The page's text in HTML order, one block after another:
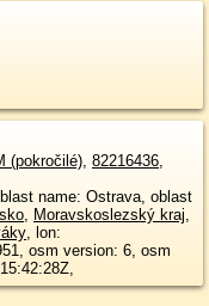
(pokročilé), 82216436,
, Moravskoslezský kraj,
, lon:
osm version: 6, osm